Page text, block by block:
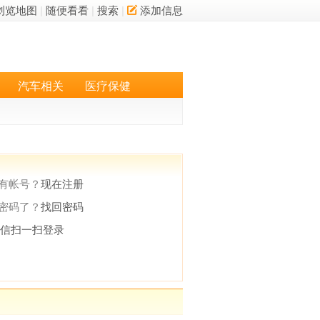
览地图 随便看看 搜索 添加信息
汽车相关 医疗保健
帐号？现在注册
码了？找回密码
扫一扫登录